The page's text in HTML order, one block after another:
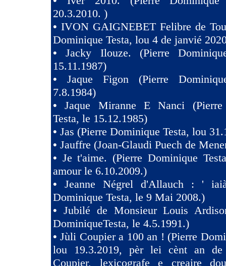
20.3.2010. )
• IVON GAIGNEBET Felibre de
Dominique Testa, lou 4 de janvié
•Jacky Ilouze. (Pierre
15.11.1987)
• Jaque Figon (Pierre
7.8.1984)
•Jaque Miranne E Nanci (Pierre
Testa, le 15.12.1985)
• Jas (Pierre Dominique Testa, lou
• Jauffre (Joan-Glaudi Puech de
• Je t'aime. (Pierre Dominique
amour le 6.10.2009.)
• Jeanne Négrel d'Allauch : '
Dominique Testa, le 9 Mai 2008.)
• Jubilé de Monsieur Louis
DominiqueTesta, le 4.5.1991.)
•Jùli Coupier a 100 an ! (Pierre
lou 19.3.2019, pèr lei cènt an de
Coupier, lexicografe e creaire